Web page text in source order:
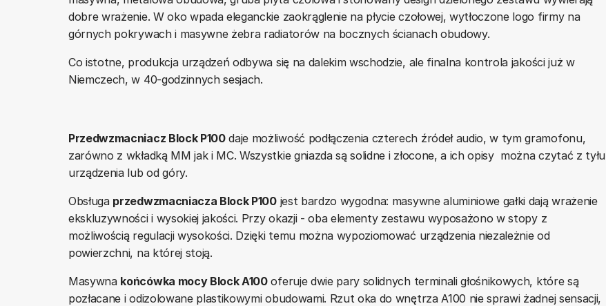
dobre wrażenie. W oko wpada eleganckie zaokrąglenie na płycie czołowej, wytłoczone logo firmy na
górnych pokrywach i masywne żebra radiatorów na bocznych ścianach obudowy.
Co istotne, produkcja urządzeń odbywa się na dalekim wschodzie, ale finalna kontrola jakości już w
Niemczech, w 40-godzinnych sesjach.
Przedwzmacniacz Block P100daje możliwość podłączenia czterech źródeł audio, w tym gramofonu,
zarówno z wkładką MM jak i MC. Wszystkie gniazda są solidne i złocone, a ich opisy można czytać z tyłu
urządzenia lub od góry.
Obsługa przedwzmacniacza Block P100jest bardzo wygodna: masywne aluminiowe gałki dają wrażenie
ekskluzywności i wysokiej jakości. Przy okazji - oba elementy zestawu wyposażono w stopy z
możliwością regulacji wysokości. Dzięki temu można wypoziomować urządzenia niezależnie od
powierzchni, na której stoją.
Masywna końcówka mocy Block A100oferuje dwie pary solidnych terminali głośnikowych, które są
pozłacane i odizolowane plastikowymi obudowami. Rzut oka do wnętrza A100 nie sprawi żadnej sensacji,